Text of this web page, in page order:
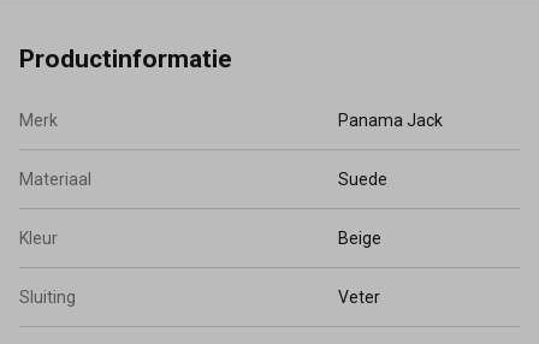
Productinformatie
Merk Panama Jack
Materiaal Suede
Kleur Beige
Sluiting Veter